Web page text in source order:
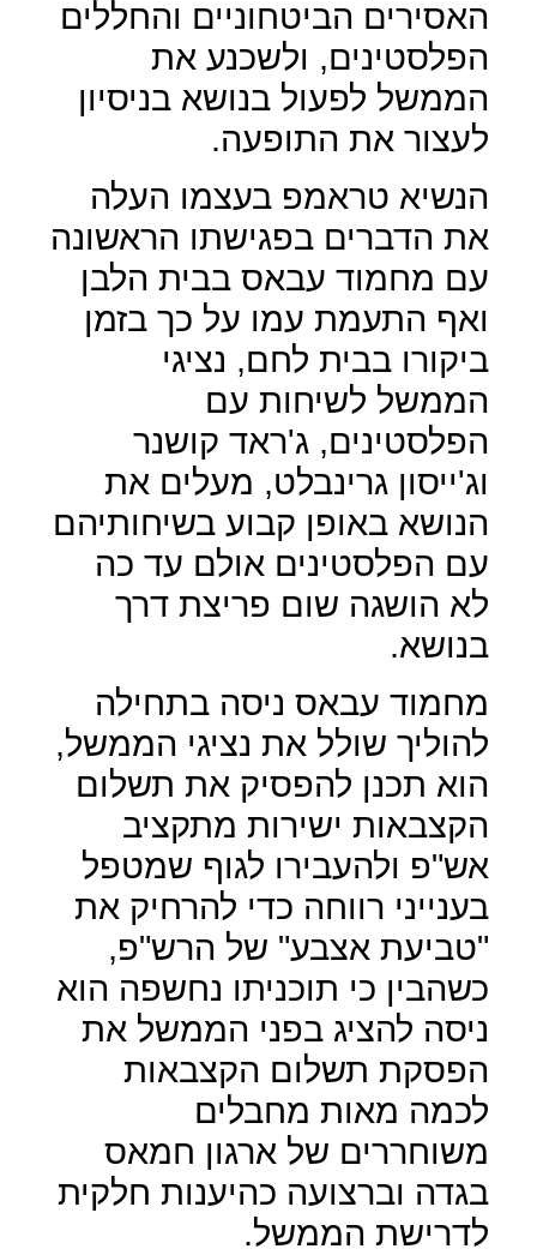
האסירים הביטחוניים והחללים
הפלסטינים, ולשכנע את
הממשל לפעול בנושא בניסיון
לעצור את התופעה.
הנשיא טראמפ בעצמו העלה
את הדברים בפגישתו הראשונה
עם מחמוד עבאס בבית הלבן
ואף התעמת עמו על כך בזמן
ביקורו בבית לחם, נציגי
הממשל לשיחות עם
הפלסטינים, ג'ראד קושנר
וג'ייסון גרינבלט, מעלים את
הנושא באופן קבוע בשיחותיהם
עם הפלסטינים אולם עד כה
לא הושגה שום פריצת דרך
בנושא.
מחמוד עבאס ניסה בתחילה
להוליך שולל את נציגי הממשל,
הוא תכנן להפסיק את תשלום
הקצבאות ישירות מתקציב
אש"פ ולהעבירו לגוף שמטפל
בענייני רווחה כדי להרחיק את
"טביעת אצבע" של הרש"פ,
כשהבין כי תוכניתו נחשפה הוא
ניסה להציג בפני הממשל את
הפסקת תשלום הקצבאות
לכמה מאות מחבלים
משוחררים של ארגון חמאס
בגדה וברצועה כהיענות חלקית
לדרישת הממשל.